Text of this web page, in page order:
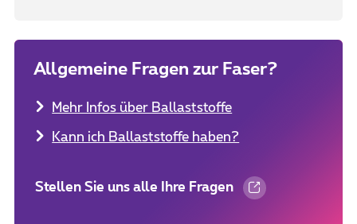
Allgemeine Fragen zur Faser?
Mehr Infos über Ballaststoffe
Kann ich Ballaststoffe haben?
Stellen Sie uns alle Ihre Fragen